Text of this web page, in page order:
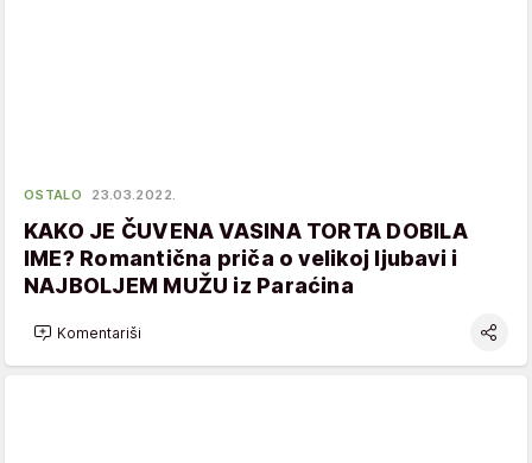
OSTALO 23.03.2022.
KAKO JE ČUVENA VASINA TORTA DOBILA
IME? Romantična priča o velikoj ljubavi i
NAJBOLJEM MUŽU iz Paraćina
Komentariši